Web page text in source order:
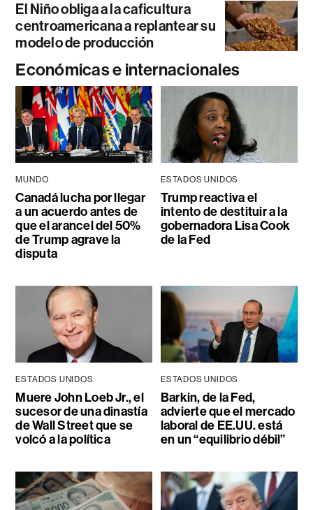
El Niño obliga a la caficultura
centroamericana a replantear su
modelo de producción
Económicas e internacionales
MUNDO
Canadá lucha por llegar
a un acuerdo antes de
que el arancel del 50%
de Trump agrave la
disputa
ESTADOS UNIDOS
Trump reactiva el
intento de destituir a la
gobernadora Lisa Cook
de la Fed
ESTADOS UNIDOS
Muere John Loeb Jr., el
sucesor de una dinastía
de Wall Street que se
volcó a la política
ESTADOS UNIDOS
Barkin, de la Fed,
advierte que el mercado
laboral de EE.UU. está
en un “equilibrio débil”